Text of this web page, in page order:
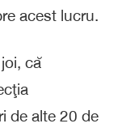
acest lucru.
că
de alte 20 de